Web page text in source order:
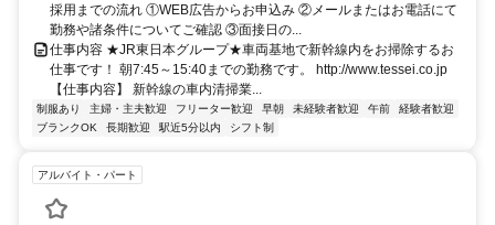
JR京浜東北線で約12分 ・池袋駅からJR山手線で田端駅乗換、京浜東
北線で約15～20分
採用までの流れ ①WEB広告からお申込み ②メールまたはお電話にて
勤務や諸条件についてご確認 ③面接日の...
仕事内容 ★JR東日本グループ★車両基地で新幹線内をお掃除するお
仕事です！ 朝7:45～15:40までの勤務です。 http://www.tessei.co.jp
【仕事内容】 新幹線の車内清掃業...
制服あり 主婦・主夫歓迎 フリーター歓迎 早朝 未経験者歓迎 午前
経験者歓迎
ブランクOK
長期歓迎 駅近5分以内 シフト制
アルバイト・パート